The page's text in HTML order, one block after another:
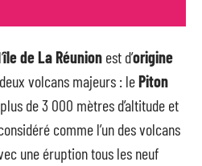
île de La Réunion est d’origine
volcans majeurs : lePiton
de 3 000 mètres d’altitude et
comme l’un des volcans
une éruption tous les neuf